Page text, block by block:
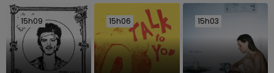
15h09
15h09 15h06
15h06 15h03
15h03